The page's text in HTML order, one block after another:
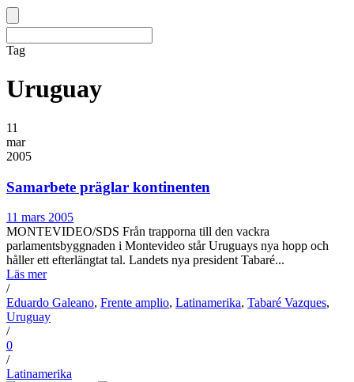
Tag
Uruguay
11
mar
2005
Samarbete präglar kontinenten
11 mars 2005
MONTEVIDEO/SDS Från trapporna till den vackra
parlamentsbyggnaden i Montevideo står Uruguays nya hopp och
håller ett efterlängtat tal. Landets nya president Tabaré...
Läs mer
/
Eduardo Galeano, Frente amplio, Latinamerika, Tabaré Vazques,
Uruguay
/
0
/
Latinamerika